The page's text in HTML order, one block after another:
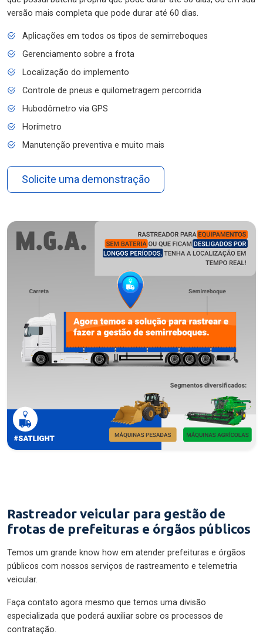
versão mais completa que pode durar até 60 dias.
Aplicações em todos os tipos de semirreboques
Gerenciamento sobre a frota
Localização do implemento
Controle de pneus e quilometragem percorrida
Hubodômetro via GPS
Horímetro
Manutenção preventiva e muito mais
Solicite uma demonstração
Rastreador veicular para gestão de
frotas de prefeituras e órgãos públicos
Temos um grande know how em atender prefeituras e órgãos
públicos com nossos serviços de rastreamento e telemetria
veicular.
Faça contato agora mesmo que temos uma divisão
especializada que poderá auxiliar sobre os processos de
contratação.